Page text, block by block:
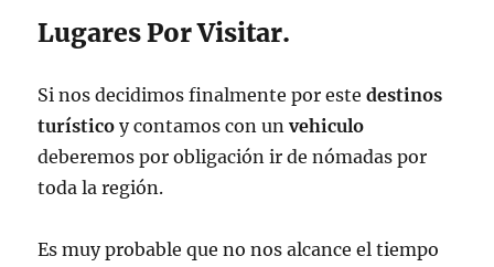
Lugares Por Visitar.
Si nos decidimos finalmente por estedestinos
turístico y contamos con unvehiculo
deberemos por obligación ir de nómadas por
toda la región.
Es muy probable que no nos alcance el tiempo